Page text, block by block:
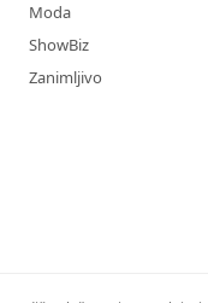
Moda
ShowBiz
Zanimljivo